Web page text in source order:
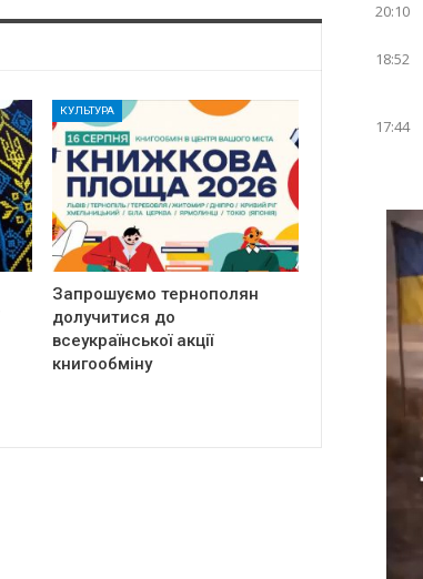
КУЛЬТУРА
Запрошуємо тернополян
долучитися до
всеукраїнської акції
книгообміну
20:10
18:52
17:44